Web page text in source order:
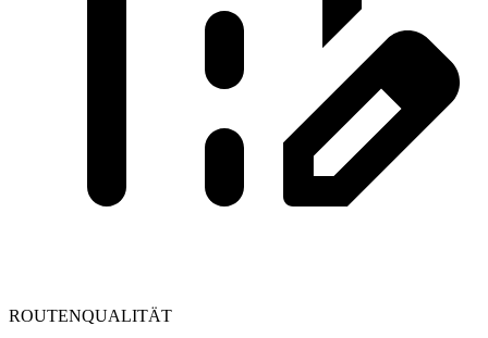
ROUTENQUALITÄT